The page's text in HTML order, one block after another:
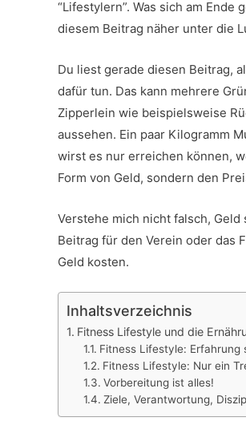
“Lifestylern”. Was sich am
diesem Beitrag näher unter die
Du liest gerade diesen Beitrag,
dafür tun. Das kann mehrere
Zipperlein wie beispielsweise
aussehen. Ein paar Kilogramm
wirst es nur erreichen können,
Form von Geld, sondern den
Verstehe mich nicht falsch,
Beitrag für den Verein oder das
Geld kosten.
Inhaltsverzeichnis
Fitness Lifestyle und die
Fitness Lifestyle: Erfahrung
Fitness Lifestyle: Nur ein
Vorbereitung ist alles!
Ziele, Verantwortung,